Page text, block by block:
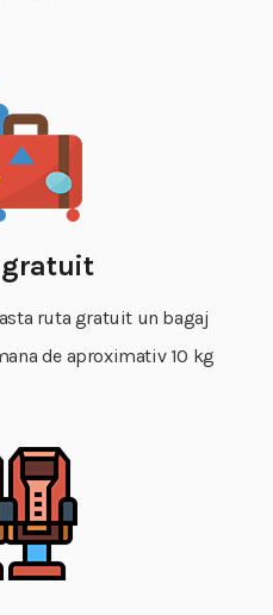
gratuit
ruta gratuit un bagaj
de aproximativ 10 kg